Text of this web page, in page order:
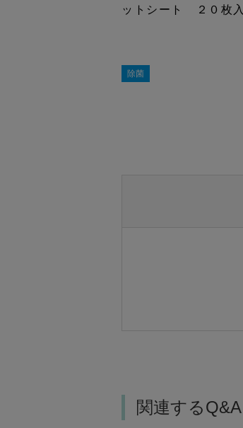
ットシート ２０枚入
除菌
関連するQ&A